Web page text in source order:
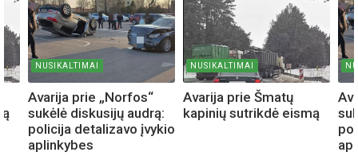
NUSIKALTIMAI
Avarija prie „Norfos“
sukėlė diskusijų audrą:
policija detalizavo įvykio
aplinkybes
NUSIKALTIMAI
Avarija prie Šmatų
kapinių sutrikdė eismą